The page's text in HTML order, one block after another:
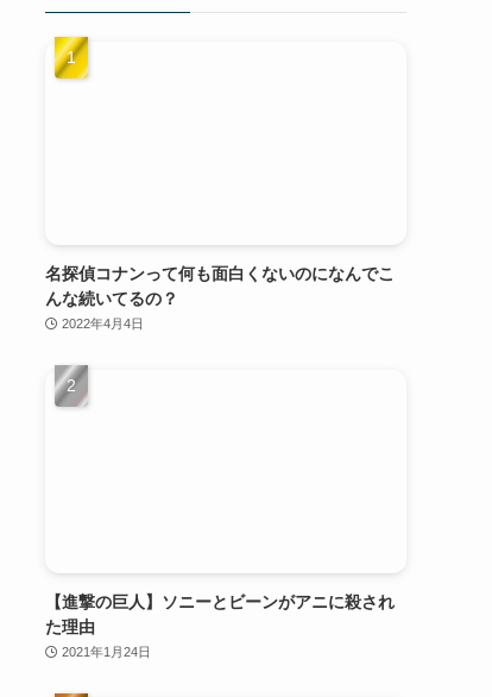
名探偵コナンって何も面白くないのになんでこ
んな続いてるの？
2022年4月4日
【進撃の巨人】ソニーとビーンがアニに殺され
た理由
2021年1月24日